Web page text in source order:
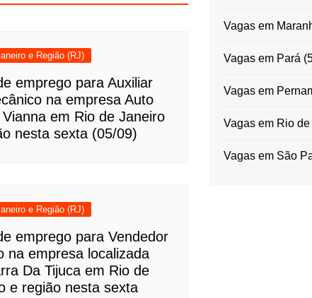
e Região (RJ)
emprego para Auxiliar
na empresa Auto
em Rio de Janeiro
nesta sexta (05/09)
e Região (RJ)
emprego para Vendedor
na empresa localizada
Da Tijuca em Rio de
e região nesta sexta
Vagas em
Vagas em Pará
Vagas em
Vagas em Rio
Vagas em São